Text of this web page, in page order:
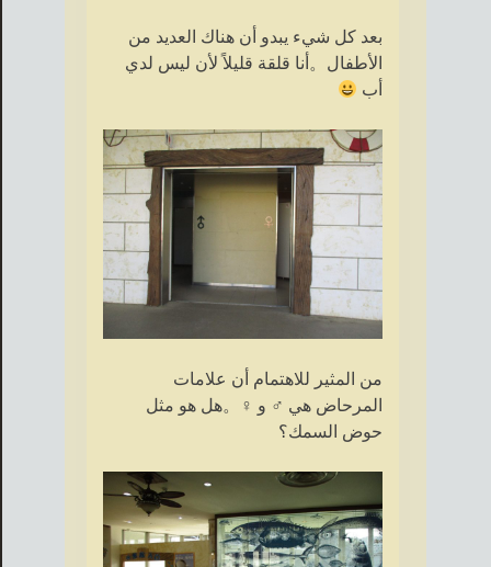
بعد كل شيء يبدو أن هناك العديد من
الأطفال。أنا قلقة قليلاً لأن ليس لدي
أب
من المثير للاهتمام أن علامات
المرحاض هي ♂ و ♀。هل هو مثل
حوض السمك؟